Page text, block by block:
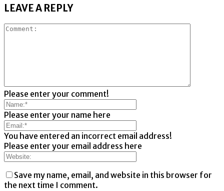
LEAVE A REPLY
Please enter your comment!
Please enter your name here
You have entered an incorrect email address!
Please enter your email address here
Save my name, email, and website in this browser for
the next time I comment.